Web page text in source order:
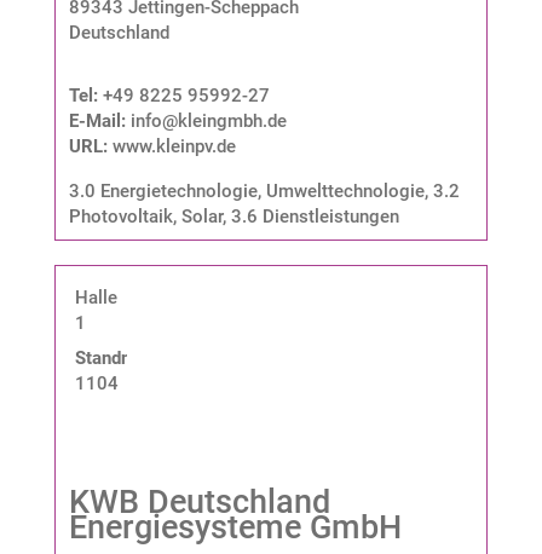
89343 Jettingen-Scheppach
Deutschland
Tel: +49 8225 95992-27
E-Mail: info@kleingmbh.de
URL: www.kleinpv.de
3.0 Energietechnologie, Umwelttechnologie, 3.2
Photovoltaik, Solar, 3.6 Dienstleistungen
Halle
1
Standnummer:
1104
KWB Deutschland
Energiesysteme GmbH